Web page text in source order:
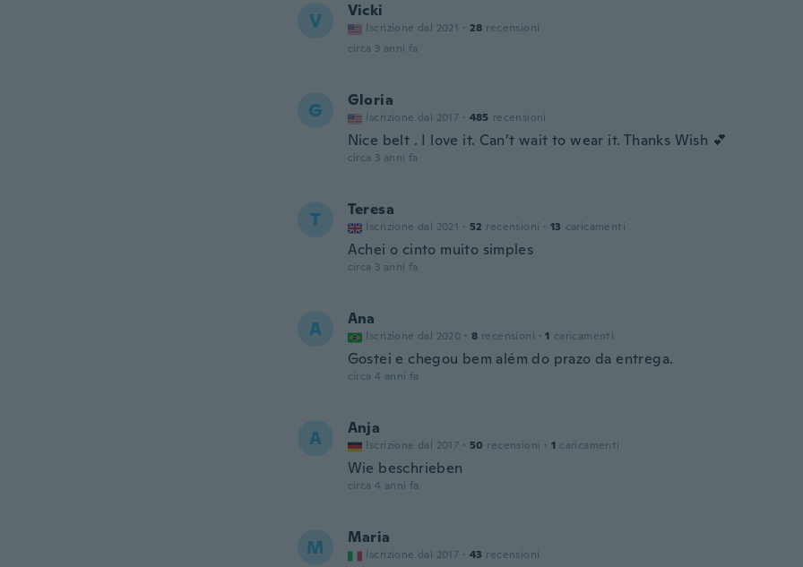
V Vicki
Iscrizione dal 2021 · 28 recensioni
circa 3 anni fa
G Gloria
Iscrizione dal 2017 · 485 recensioni
Nice belt . I love it. Can’t wait to wear it. Thanks Wish 💕
circa 3 anni fa
T Teresa
Iscrizione dal 2021 · 52 recensioni · 13 caricamenti
Achei o cinto muito simples
circa 3 anni fa
A Ana
Iscrizione dal 2020 · 8 recensioni · 1 caricamenti
Gostei e chegou bem além do prazo da entrega.
circa 4 anni fa
A Anja
Iscrizione dal 2017 · 50 recensioni · 1 caricamenti
Wie beschrieben
circa 4 anni fa
M Maria
Iscrizione dal 2017 · 43 recensioni